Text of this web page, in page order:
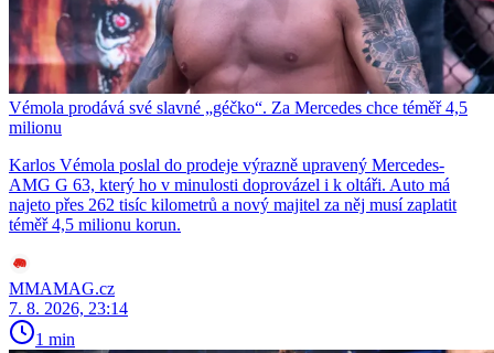
Vémola prodává své slavné „géčko“. Za Mercedes chce téměř 4,5
milionu
Karlos Vémola poslal do prodeje výrazně upravený Mercedes-
AMG G 63, který ho v minulosti doprovázel i k oltáři. Auto má
najeto přes 262 tisíc kilometrů a nový majitel za něj musí zaplatit
téměř 4,5 milionu korun.
MMAMAG.cz
7. 8. 2026, 23:14
1 min